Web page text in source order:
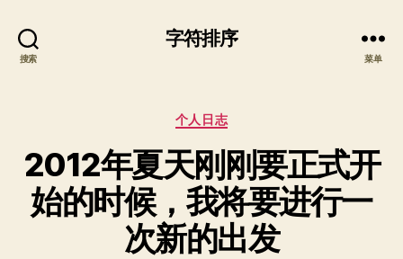
搜索
字符排序
菜单
分
个人日志
2012年夏天刚刚要正式开
始的时候，我将要进行一
次新的出发